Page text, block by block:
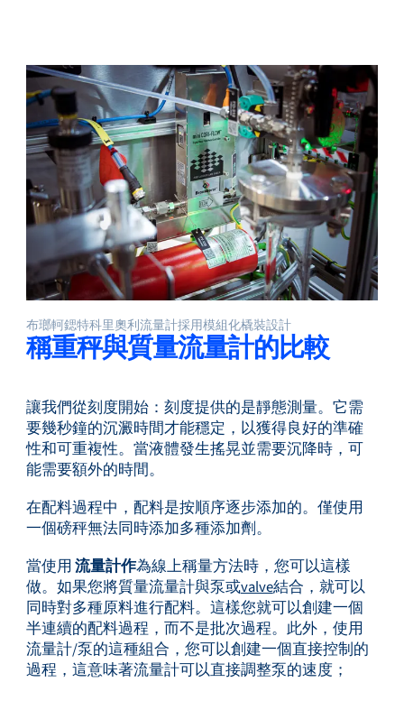
稱重秤與質量流量計的比較
讓我們從刻度開始：刻度提供的是靜態測量。它需
要幾秒鐘的沉澱時間才能穩定，以獲得良好的準確
性和可重複性。當液體發生搖晃並需要沉降時，可
能需要額外的時間。
在配料過程中，配料是按順序逐步添加的。僅使用
一個磅秤無法同時添加多種添加劑。
當使用流量計作為線上稱量方法時，您可以這樣
做。如果您將質量流量計與泵或valve結合，就可以
同時對多種原料進行配料。這樣您就可以創建一個
半連續的配料過程，而不是批次過程。此外，使用
流量計/泵的這種組合，您可以創建一個直接控制的
過程，這意味著流量計可以直接調整泵的速度；
布瑯軻鍶特科里奧利流量計採用模組化橇裝設計